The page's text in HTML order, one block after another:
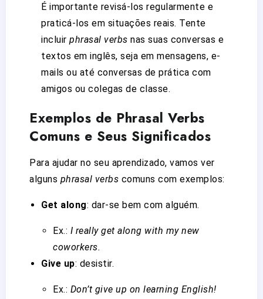
É importante revisá-los regularmente e
praticá-los em situações reais. Tente
incluir phrasal verbs nas suas conversas e
textos em inglês, seja em mensagens, e-
mails ou até conversas de prática com
amigos ou colegas de classe.
Exemplos de Phrasal Verbs
Comuns e Seus Significados
Para ajudar no seu aprendizado, vamos ver
alguns phrasal verbs comuns com exemplos:
Get along: dar-se bem com alguém.
Ex.: I really get along with my new
coworkers.
Give up: desistir.
Ex.: Don’t give up on learning English!